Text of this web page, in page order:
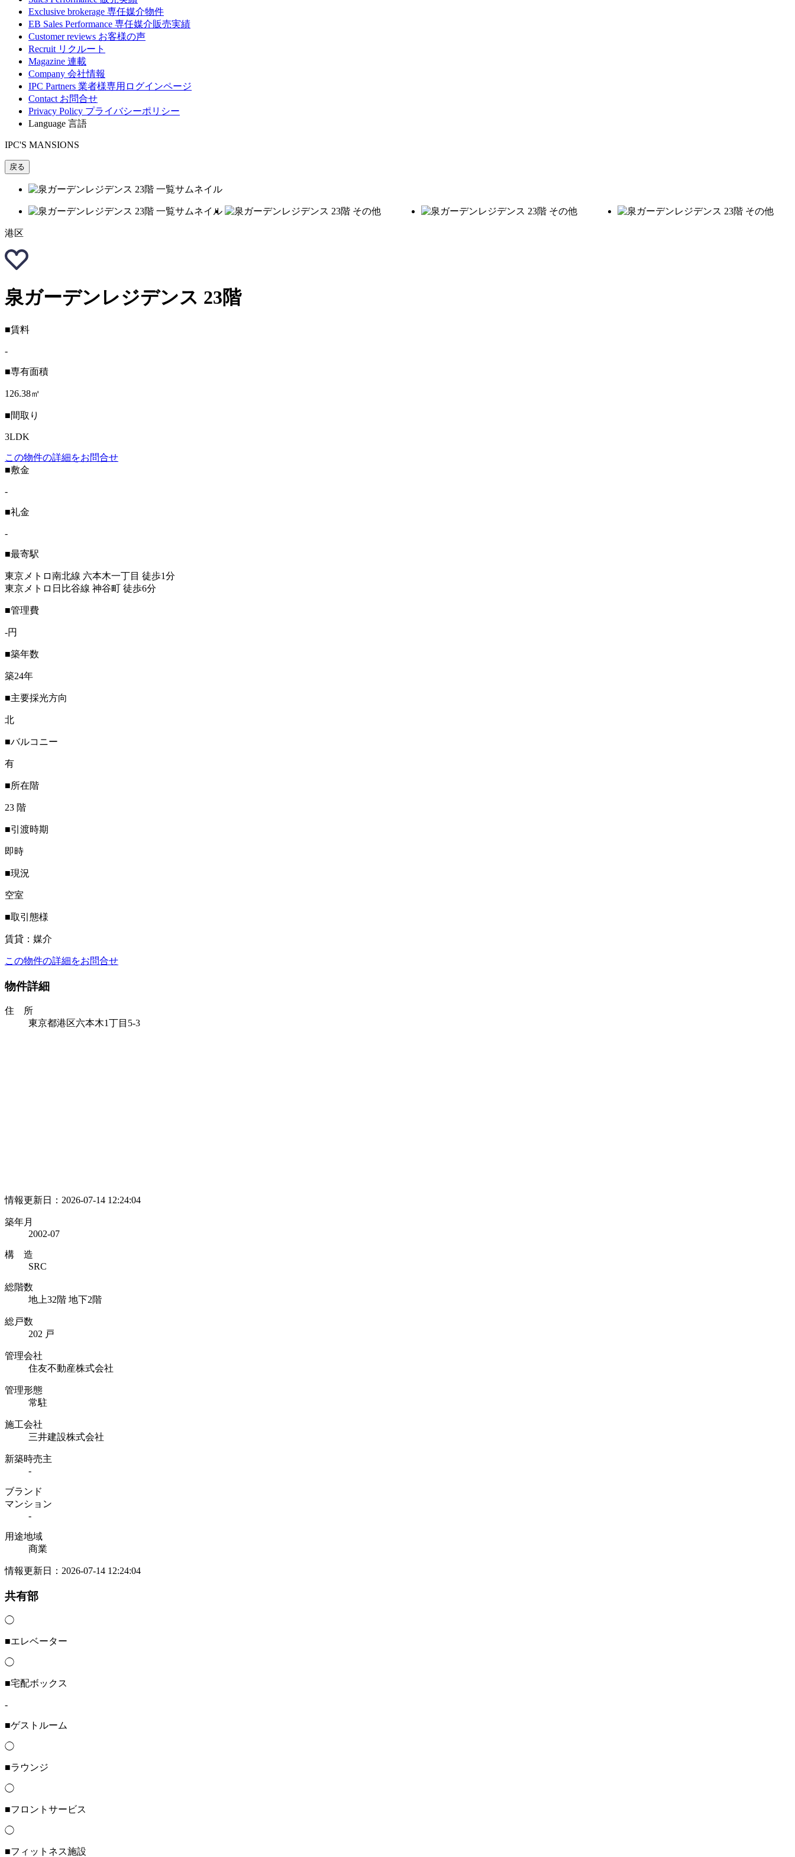
Exclusive brokerage 専任媒介物件
EB Sales Performance 専任媒介販売実績
Customer reviews お客様の声
Recruit リクルート
Magazine 連載
Company 会社情報
IPC Partners 業者様専用ログインページ
Contact お問合せ
Privacy Policy プライバシーポリシー
Language 言語
IPC'S MANSIONS
戻る
港区
泉ガーデンレジデンス 23階
■賃料
-
■専有面積
126.38㎡
■間取り
3LDK
この物件の詳細をお問合せ
■敷金
-
■礼金
-
■最寄駅
東京メトロ南北線 六本木一丁目 徒歩1分
東京メトロ日比谷線 神谷町 徒歩6分
■管理費
-円
■築年数
築24年
■主要採光方向
北
■バルコニー
有
■所在階
23 階
■引渡時期
即時
■現況
空室
■取引態様
賃貸：媒介
この物件の詳細をお問合せ
物件詳細
住 所
東京都港区六本木1丁目5-3
情報更新日：2026-07-14 12:24:04
築年月
2002-07
構 造
SRC
総階数
地上32階 地下2階
総戸数
202 戸
管理会社
住友不動産株式会社
管理形態
常駐
施工会社
三井建設株式会社
新築時売主
-
ブランド
マンション
-
用途地域
商業
情報更新日：2026-07-14 12:24:04
共有部
◯
■エレベーター
◯
■宅配ボックス
-
■ゲストルーム
◯
■ラウンジ
◯
■フロントサービス
◯
■フィットネス施設